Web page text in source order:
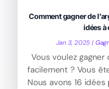
Comment gagner de
idées
Jan 3, 2025 |
Vous voulez
facilement ? Vous
Nous avons 16 idées